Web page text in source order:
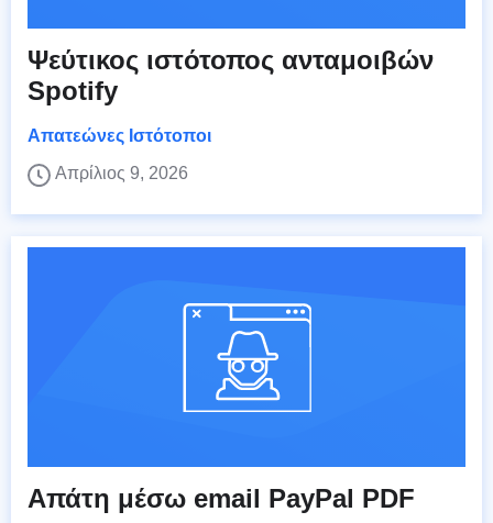
Ψεύτικος ιστότοπος ανταμοιβών
Spotify
Απατεώνες Ιστότοποι
Απρίλιος 9, 2026
Απάτη μέσω email PayPal PDF